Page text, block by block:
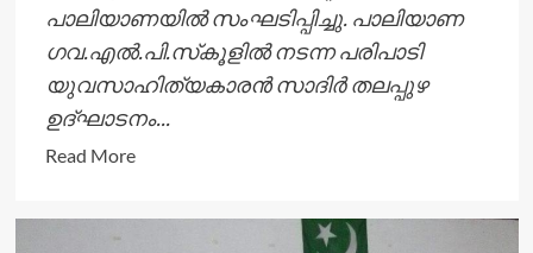
പാലിയാണയിൽ സംഘടിപ്പിച്ചു. പാലിയാണ
ഗവ.എൽ.പി.സ്‌കൂളിൽ നടന്ന പരിപാടി
യുവസാഹിത്യകാരൻ സാദിർ തലപ്പുഴ
ഉദ്ഘാടനം...
Read MoreRead
about